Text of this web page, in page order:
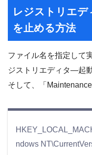
レジストリエデ
を止める方法
ファイル名を指定して
ジストリエディタ―起動
そして、「
ndows